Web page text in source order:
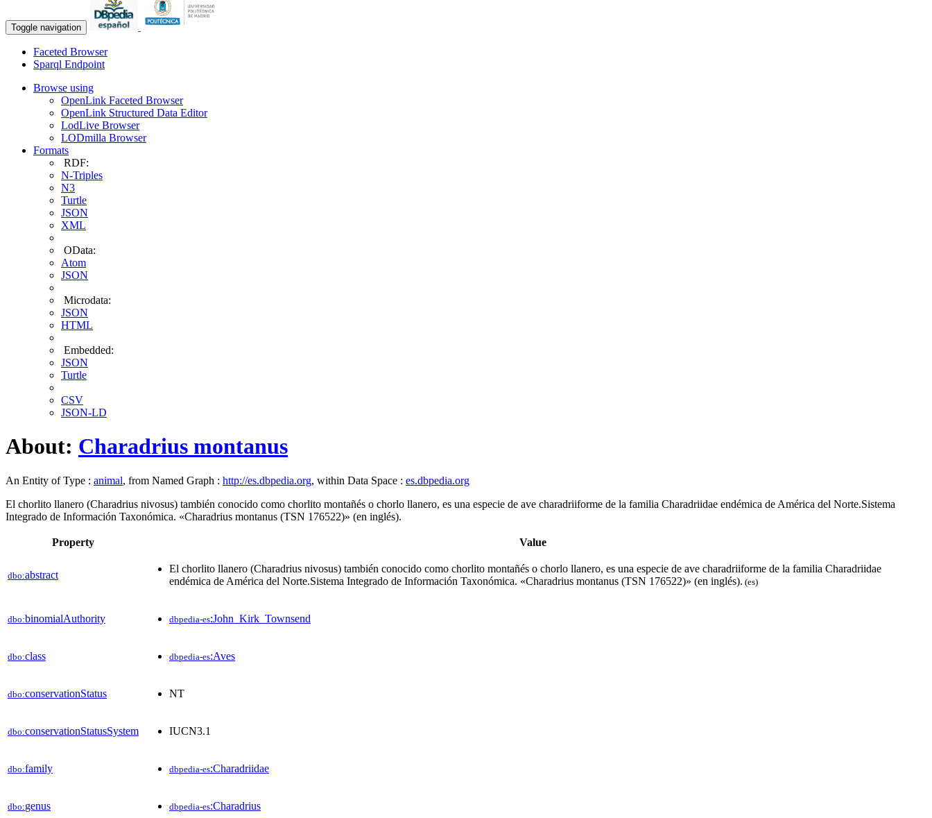
Toggle navigation
Faceted Browser
Sparql Endpoint
Browse using
OpenLink Faceted Browser
OpenLink Structured Data Editor
LodLive Browser
LODmilla Browser
Formats
RDF:
N-Triples
N3
Turtle
JSON
XML
OData:
Atom
JSON
Microdata:
JSON
HTML
Embedded:
JSON
Turtle
CSV
JSON-LD
About: Charadrius montanus
An Entity of Type : animal, from Named Graph : http://es.dbpedia.org, within Data Space : es.dbpedia.org
El chorlito llanero (Charadrius nivosus)​ también conocido como chorlito montañés o chorlo llanero,​ es una especie de ave charadriiforme de la familia Charadriidae endémica de América del Norte.Sistema
Integrado de Información Taxonómica. «Charadrius montanus (TSN 176522)» (en inglés).
Property Value
dbo:abstract
El chorlito llanero (Charadrius nivosus)​ también conocido como chorlito montañés o chorlo llanero,​ es una especie de ave charadriiforme de la familia Charadriidae
endémica de América del Norte.Sistema Integrado de Información Taxonómica. «Charadrius montanus (TSN 176522)» (en inglés). (es)
dbo:binomialAuthority dbpedia-es:John_Kirk_Townsend
dbo:class dbpedia-es:Aves
dbo:conservationStatus NT
dbo:conservationStatusSystem IUCN3.1
dbo:family dbpedia-es:Charadriidae
dbo:genus dbpedia-es:Charadrius